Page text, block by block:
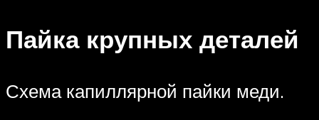
Пайка крупных деталей
Схема капиллярной пайки меди.